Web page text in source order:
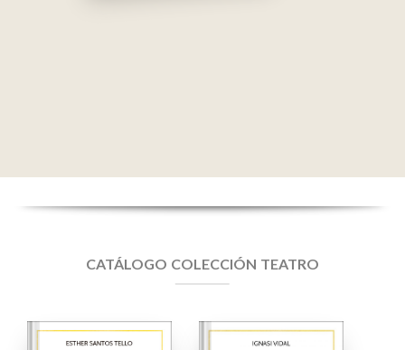
CATÁLOGO COLECCIÓN TEATRO